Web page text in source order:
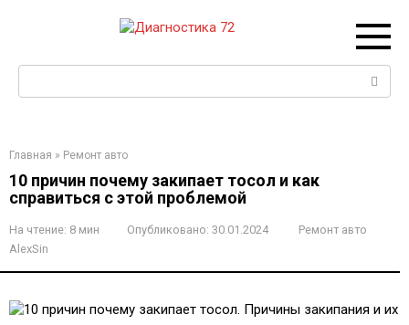
Главная » Ремонт авто
10 причин почему закипает тосол и как
справиться с этой проблемой
На чтение: 8 мин Опубликовано: 30.01.2024
Ремонт авто
AlexSin